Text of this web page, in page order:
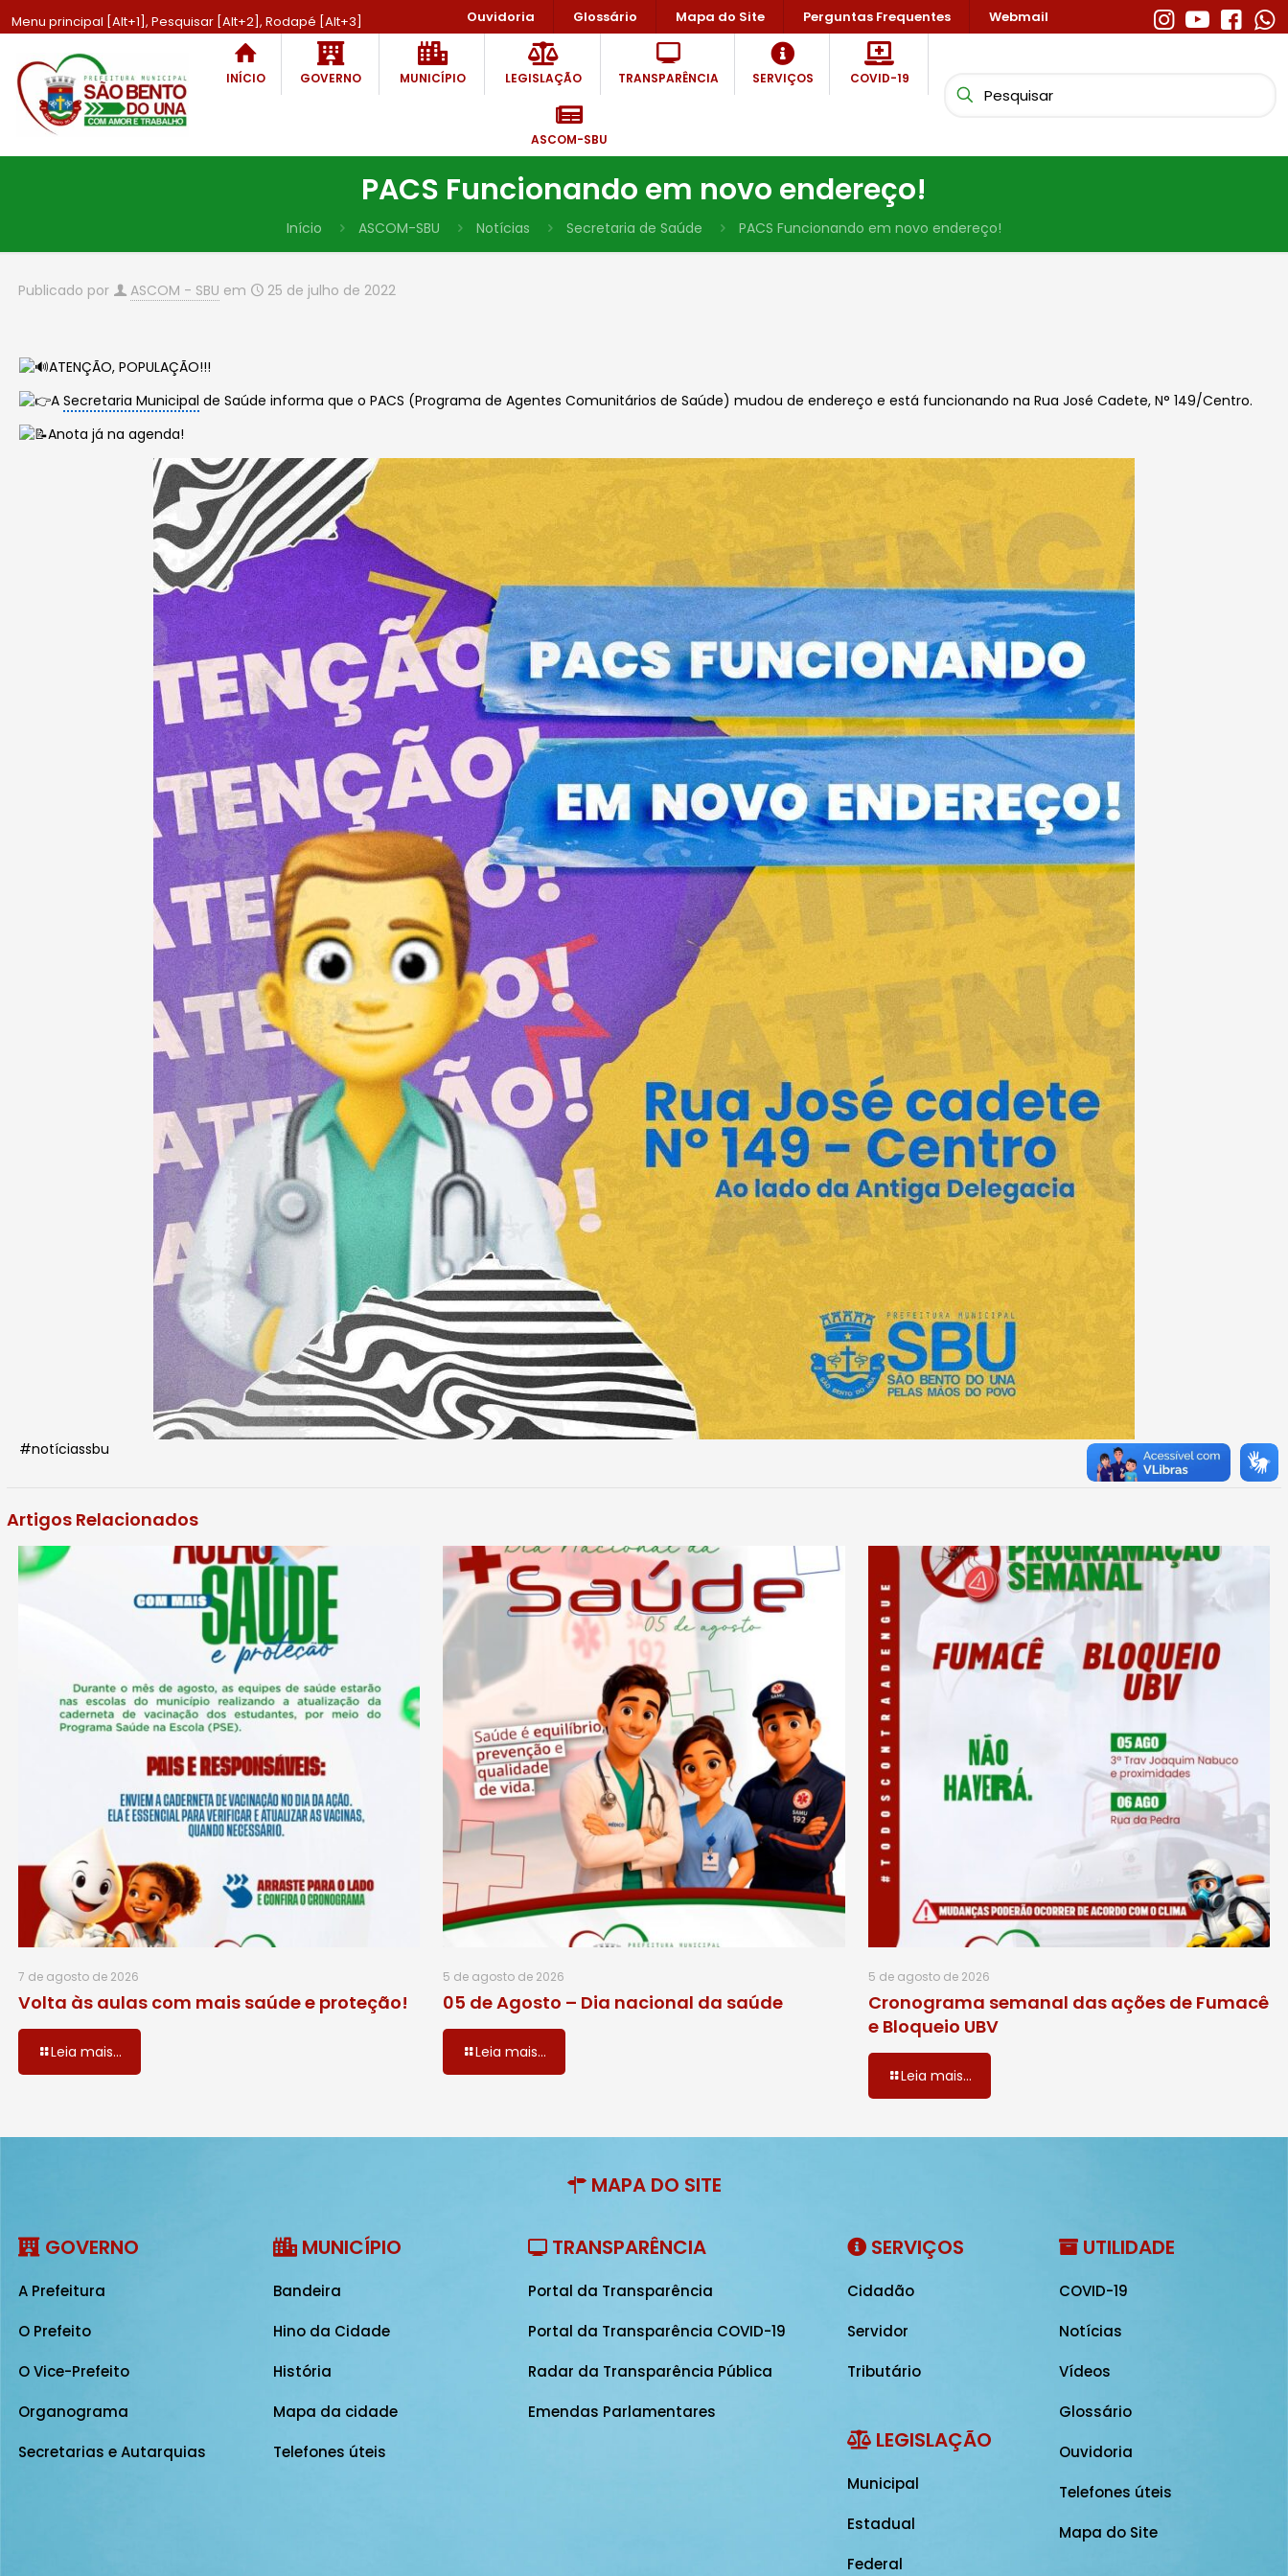
Menu principal [Alt+1], Pesquisar [Alt+2], Rodapé [Alt+3] Ouvidoria Glossário Mapa do Site Perguntas Frequentes Webmail
INÍCIO GOVERNO MUNICÍPIO LEGISLAÇÃO TRANSPARÊNCIA SERVIÇOS COVID-19
ASCOM-SBU
PACS Funcionando em novo endereço!
Início ASCOM-SBU Notícias Secretaria de Saúde PACS Funcionando em novo endereço!
Publicado por ASCOM - SBU em 25 de julho de 2022
ATENÇÃO, POPULAÇÃO!!!
ASecretaria Municipal de Saúde informa que o PACS (Programa de Agentes Comunitários de Saúde) mudou de endereço e está funcionando na Rua José Cadete, N° 149/Centro.
Anota já na agenda!
#notíciassbu
Artigos Relacionados
7 de agosto de 2026
Volta às aulas com mais saúde e proteção!
Leia mais...
5 de agosto de 2026
05 de Agosto – Dia nacional da saúde
Leia mais...
5 de agosto de 2026
Cronograma semanal das ações de Fumacê
e Bloqueio UBV
Leia mais...
MAPA DO SITE
GOVERNO
A Prefeitura
O Prefeito
O Vice-Prefeito
Organograma
Secretarias e Autarquias
MUNICÍPIO
Bandeira
Hino da Cidade
História
Mapa da cidade
Telefones úteis
TRANSPARÊNCIA
Portal da Transparência
Portal da Transparência COVID-19
Radar da Transparência Pública
Emendas Parlamentares
SERVIÇOS
Cidadão
Servidor
Tributário
LEGISLAÇÃO
Municipal
Estadual
Federal
UTILIDADE
COVID-19
Notícias
Vídeos
Glossário
Ouvidoria
Telefones úteis
Mapa do Site